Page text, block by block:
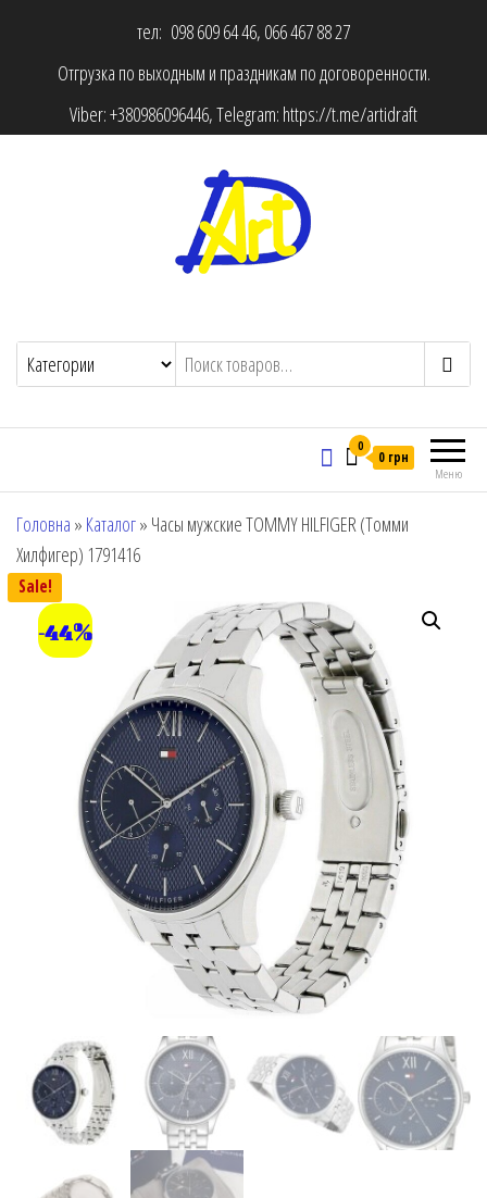
тел: 098 609 64 46, 066 467 88 27
Отгрузка по выходным и праздникам по договоренности.
Viber:+380986096446, Telegram: https://t.me/artidraft
Меню
0
0 грн
Головна » Каталог» Часы мужские TOMMY HILFIGER (Томми
Хилфигер) 1791416
Sale!
-44%